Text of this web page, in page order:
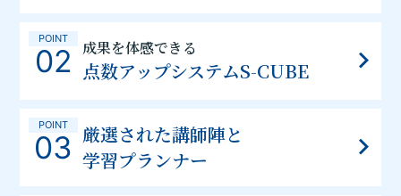
POINT
02 成果を体感できる
点数アップシステムS-CUBE
POINT
03 厳選された講師陣と
学習プランナー